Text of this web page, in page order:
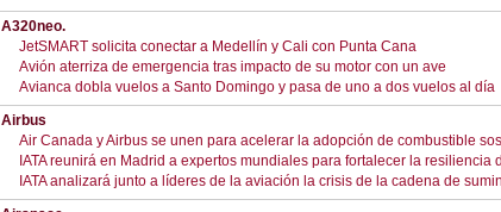
A320neo.
JetSMART solicita conectar a Medellín y Cali con Punta Cana
Avión aterriza de emergencia tras impacto de su motor con un ave
Avianca dobla vuelos a Santo Domingo y pasa de uno a dos vuelos al día
Airbus
Air Canada y Airbus se unen para acelerar la adopción de combustible
IATA reunirá en Madrid a expertos mundiales para fortalecer la resiliencia
IATA analizará junto a líderes de la aviación la crisis de la cadena de